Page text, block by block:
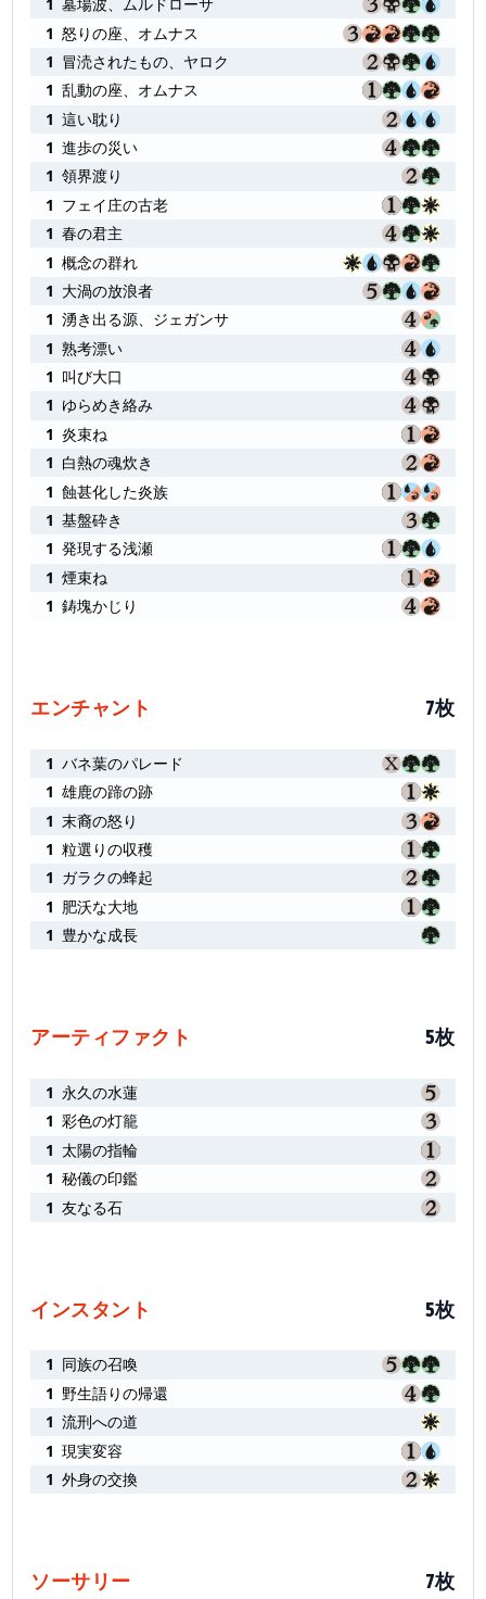
1 怒りの座、オムナス
1 冒涜されたもの、ヤロク
1 乱動の座、オムナス
1 這い耽り
1 進歩の災い
1 領界渡り
1 フェイ庄の古老
1 春の君主
1 概念の群れ
1 大渦の放浪者
1 湧き出る源、ジェガンサ
1 熟考漂い
1 叫び大口
1 ゆらめき絡み
1 炎束ね
1 白熱の魂炊き
1 蝕甚化した炎族
1 基盤砕き
1 発現する浅瀬
1 煙束ね
1 鋳塊かじり
エンチャント 7枚
1 バネ葉のパレード
1 雄鹿の蹄の跡
1 末裔の怒り
1 粒選りの収穫
1 ガラクの蜂起
1 肥沃な大地
1 豊かな成長
アーティファクト 5枚
1 永久の水蓮
1 彩色の灯籠
1 太陽の指輪
1 秘儀の印鑑
1 友なる石
インスタント 5枚
1 同族の召喚
1 野生語りの帰還
1 流刑への道
1 現実変容
1 外身の交換
ソーサリー 7枚